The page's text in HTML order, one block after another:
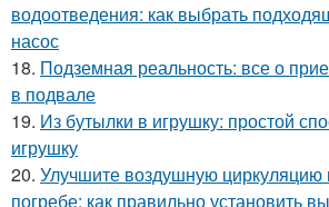
водоотведения: как выбрать
насос
18. Подземная реальность: все о
в подвале
19. Из бутылки в игрушку: простой
игрушку
20. Улучшите воздушную циркуляцию
погребе: как правильно установить